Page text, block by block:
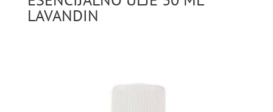
LAVANDIN